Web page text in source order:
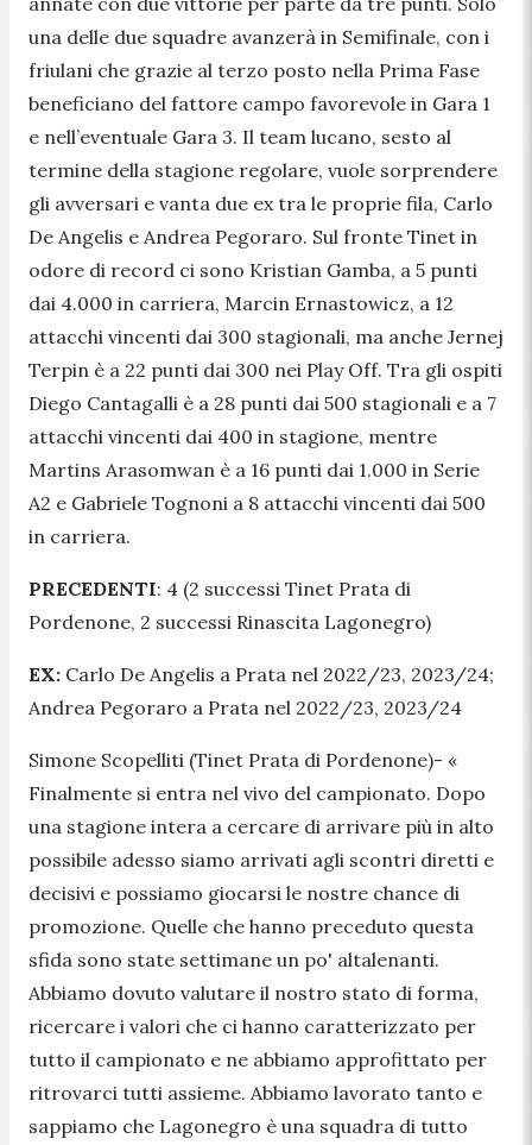
una delle due squadre avanzerà in Semifinale, con i
friulani che grazie al terzo posto nella Prima Fase
beneficiano del fattore campo favorevole in Gara 1
e nell’eventuale Gara 3. Il team lucano, sesto al
termine della stagione regolare, vuole sorprendere
gli avversari e vanta due ex tra le proprie fila, Carlo
De Angelis e Andrea Pegoraro. Sul fronte Tinet in
odore di record ci sono Kristian Gamba, a 5 punti
dai 4.000 in carriera, Marcin Ernastowicz, a 12
attacchi vincenti dai 300 stagionali, ma anche Jernej
Terpin è a 22 punti dai 300 nei Play Off. Tra gli ospiti
Diego Cantagalli è a 28 punti dai 500 stagionali e a 7
attacchi vincenti dai 400 in stagione, mentre
Martins Arasomwan è a 16 punti dai 1.000 in Serie
A2 e Gabriele Tognoni a 8 attacchi vincenti dai 500
in carriera.
PRECEDENTI: 4 (2 successi Tinet Prata di
Pordenone, 2 successi Rinascita Lagonegro)
EX: Carlo De Angelis a Prata nel 2022/23, 2023/24;
Andrea Pegoraro a Prata nel 2022/23, 2023/24
Simone Scopelliti (Tinet Prata di Pordenone)- «
Finalmente si entra nel vivo del campionato. Dopo
una stagione intera a cercare di arrivare più in alto
possibile adesso siamo arrivati agli scontri diretti e
decisivi e possiamo giocarsi le nostre chance di
promozione. Quelle che hanno preceduto questa
sfida sono state settimane un po' altalenanti.
Abbiamo dovuto valutare il nostro stato di forma,
ricercare i valori che ci hanno caratterizzato per
tutto il campionato e ne abbiamo approfittato per
ritrovarci tutti assieme. Abbiamo lavorato tanto e
sappiamo che Lagonegro è una squadra di tutto